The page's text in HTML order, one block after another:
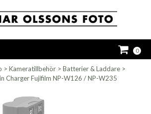
0
> Kameratillbehör > Batterier & Laddare >
Charger Fujifilm NP-W126 / NP-W235